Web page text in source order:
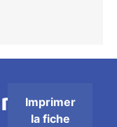
Imprimer
la fiche